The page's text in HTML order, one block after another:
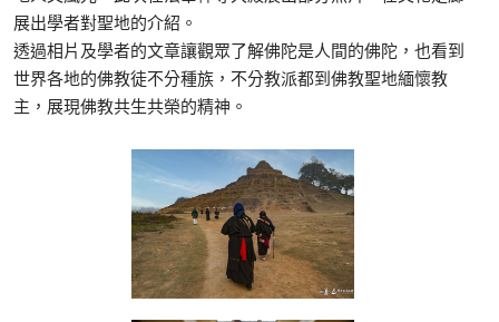
展出學者對聖地的介紹。
透過相片及學者的文章讓觀眾了解佛陀是人間的佛陀，也看到
世界各地的佛教徒不分種族，不分教派都到佛教聖地緬懷教
主，展現佛教共生共榮的精神。